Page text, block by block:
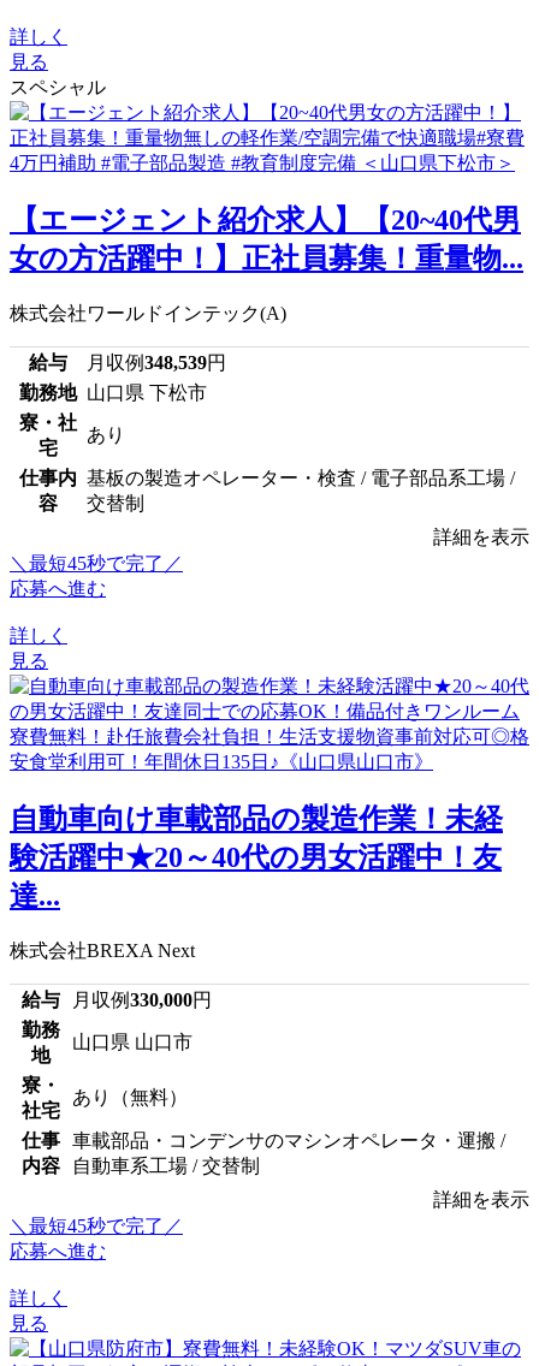
詳しく
見る
スペシャル
【エージェント紹介求人】【20~40代男
女の方活躍中！】正社員募集！重量物...
株式会社ワールドインテック(A)
給与 月収例348,539円
勤務地 山口県 下松市
寮・社
宅
あり
仕事内
容
基板の製造オペレーター・検査 / 電子部品系工場 /
交替制
詳細を表示
＼最短45秒で完了／
応募へ進む
詳しく
見る
自動車向け車載部品の製造作業！未経
験活躍中★20～40代の男女活躍中！友
達...
株式会社BREXA Next
給与 月収例330,000円
勤務
地
山口県 山口市
寮・
社宅
あり（無料）
仕事
内容
車載部品・コンデンサのマシンオペレータ・運搬 /
自動車系工場 / 交替制
詳細を表示
＼最短45秒で完了／
応募へ進む
詳しく
見る